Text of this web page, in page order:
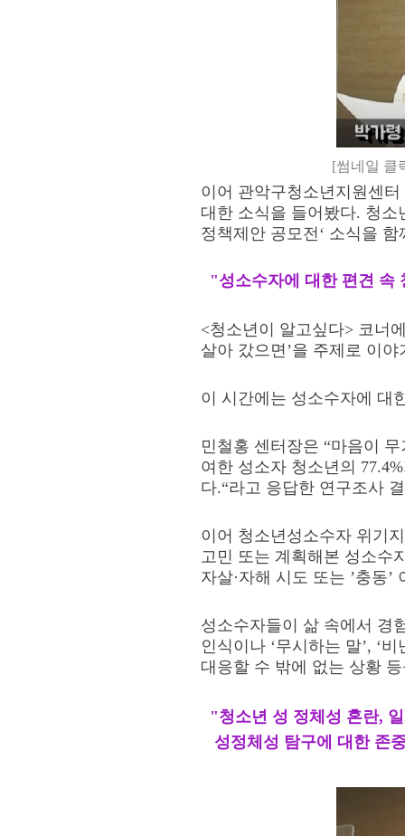
[썸네일 클
이어 관악구청소년지원센
대한 소식을 들어봤다. 청소
정책제안 공모전‘ 소식을 함
"성소수자에 대한 편견 속
<청소년이 알고싶다> 코너
살아 갔으면’을 주제로 이야
이 시간에는 성소수자에 대
민철홍 센터장은 “마음이
여한 성소자 청소년의 77.4%
다.“라고 응답한 연구조사
이어 청소년성소수자 위기
고민 또는 계획해본 성소수
자살·자해 시도 또는 ’충동’
성소수자들이 삶 속에서 경
인식이나 ‘무시하는 말’, ‘비
대응할 수 밖에 없는 상황
"청소년 성 정체성 혼란,
성정체성 탐구에 대한 존